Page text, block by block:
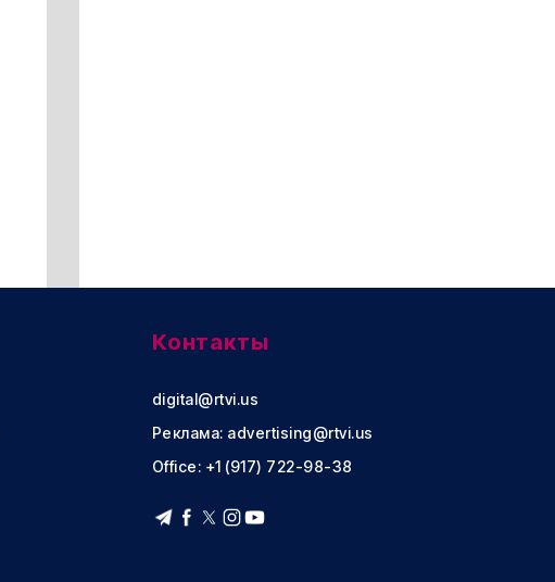
Контакты
digital@rtvi.us
Реклама: advertising@rtvi.us
Office: +1 (917) 722-98-38